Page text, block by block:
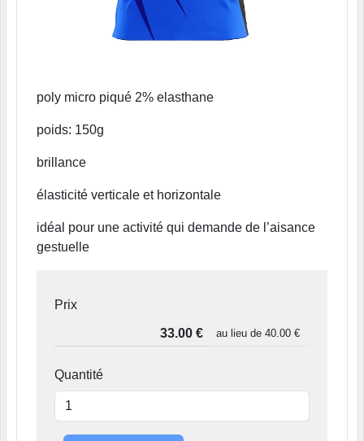
poly micro piqué 2% elasthane
poids: 150g
brillance
élasticité verticale et horizontale
idéal pour une activité qui demande de l’aisance
gestuelle
Prix
au lieu de 40.00 €
Quantité